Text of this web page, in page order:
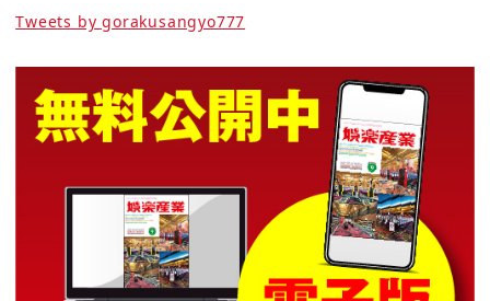
Tweets by gorakusangyo777